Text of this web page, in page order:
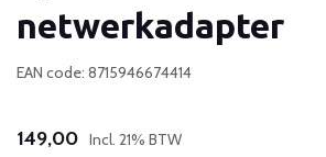
netwerkadapter
EAN code: 8715946674414
149,00 Incl. 21% BTW